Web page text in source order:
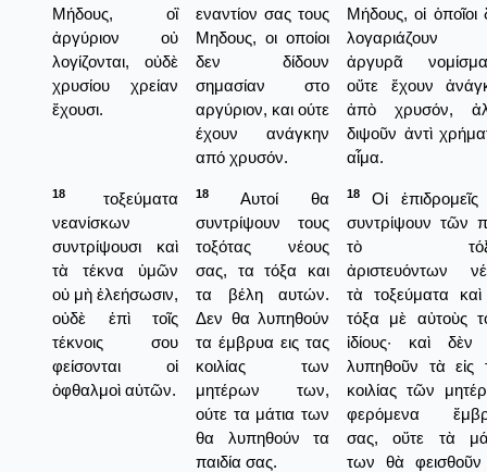
Μήδους, οἳ
ἀργύριον οὐ
λογίζονται, οὐδὲ
χρυσίου χρείαν
ἔχουσι.
εναντίον σας τους
Μηδους, οι οποίοι
δεν δίδουν
σημασίαν στο
αργύριον, και ούτε
έχουν ανάγκην
από χρυσόν.
Μήδους, οἱ ὁποῖοι
λογαριάζουν
ἀργυρᾶ
οὔτε ἔχουν
ἀπὸ χρυσόν,
διψοῦν ἀντὶ
αἷμα.
18
τοξεύματα
νεανίσκων
συντρίψουσι καὶ
τὰ τέκνα ὑμῶν
οὐ μὴ ἐλεήσωσιν,
οὐδὲ ἐπὶ τοῖς
τέκνοις σου
φείσονται οἱ
ὀφθαλμοὶ αὐτῶν.
18
Αυτοί θα
συντρίψουν τους
τοξότας νέους
σας, τα τόξα και
τα βέλη αυτών.
Δεν θα λυπηθούν
τα έμβρυα εις τας
κοιλίας των
μητέρων των,
ούτε τα μάτια των
θα λυπηθούν τα
παιδία σας.
18
Οἱ
συντρίψουν τῶν
τὸ
ἀριστευόντων
τὰ τοξεύματα
τόξα μὲ αὐτοὺς
ἰδίους· καὶ
λυπηθοῦν τὰ εἰς
κοιλίας τῶν
φερόμενα
σας, οὔτε τὰ
των θὰ